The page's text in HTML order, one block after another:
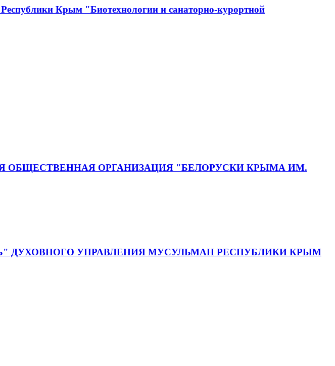
Крым "Биотехнологии и санаторно-курортной
ОБЩЕСТВЕННАЯ ОРГАНИЗАЦИЯ "БЕЛОРУСКИ КРЫМА ИМ.
ДУХОВНОГО УПРАВЛЕНИЯ МУСУЛЬМАН РЕСПУБЛИКИ КРЫМ